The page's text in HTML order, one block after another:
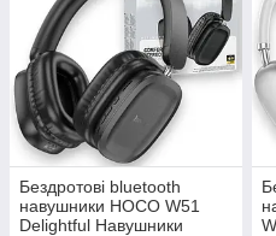
Бездротові bluetooth
навушники HOCO W51
Delightful Навушники